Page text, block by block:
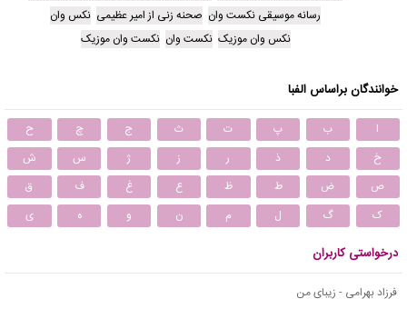
رسانه موسیقی نکست وان صحنه زنی از امیر عظیمی نکس وان
نکس وان موزیک نکست وان نکست وان موزیک
خوانندگان براساس الفبا
ا ب پ ت ث ج چ
ح
خ
د ذ ر ز ژ س
ش
ص
ض ط ظ ع غ ف
ق
ک
گ ل م ن و ه ی
درخواستی کاربران
فرزاد بهرامی - زیبای من